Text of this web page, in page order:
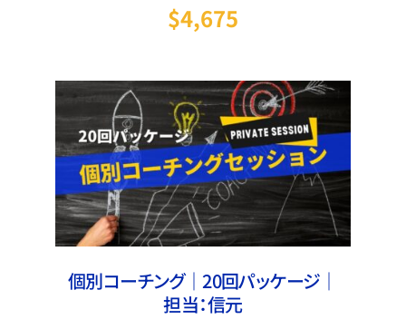
$4,675
お買い物カゴに追加 / 詳細
個別コーチング｜20回パッケージ｜
担当：信元